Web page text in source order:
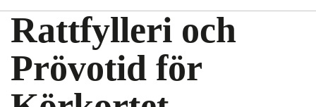
Rattfylleri och
Prövotid för